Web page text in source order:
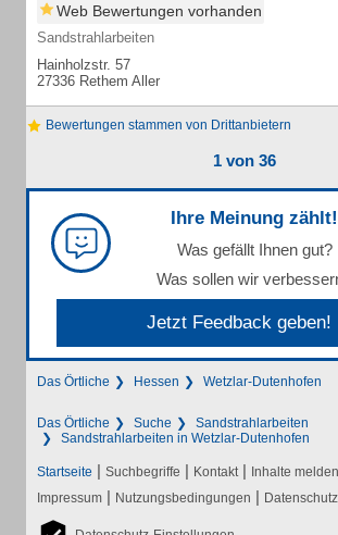
Web Bewertungen vorhanden
Sandstrahlarbeiten
Hainholzstr. 57
27336 Rethem Aller
Bewertungen stammen von Drittanbietern
1 von 36
Ihre Meinung zählt!
Was gefällt Ihnen gut?
Was sollen wir
Jetzt Feedback geben!
Das Örtliche Hessen Wetzlar-Dutenhofen
Das Örtliche Suche
Sandstrahlarbeiten
Sandstrahlarbeiten in Wetzlar-Dutenhofen
Startseite | Suchbegriffe | Kontakt | Inhalte melden
Impressum | Nutzungsbedingungen | Datenschutz